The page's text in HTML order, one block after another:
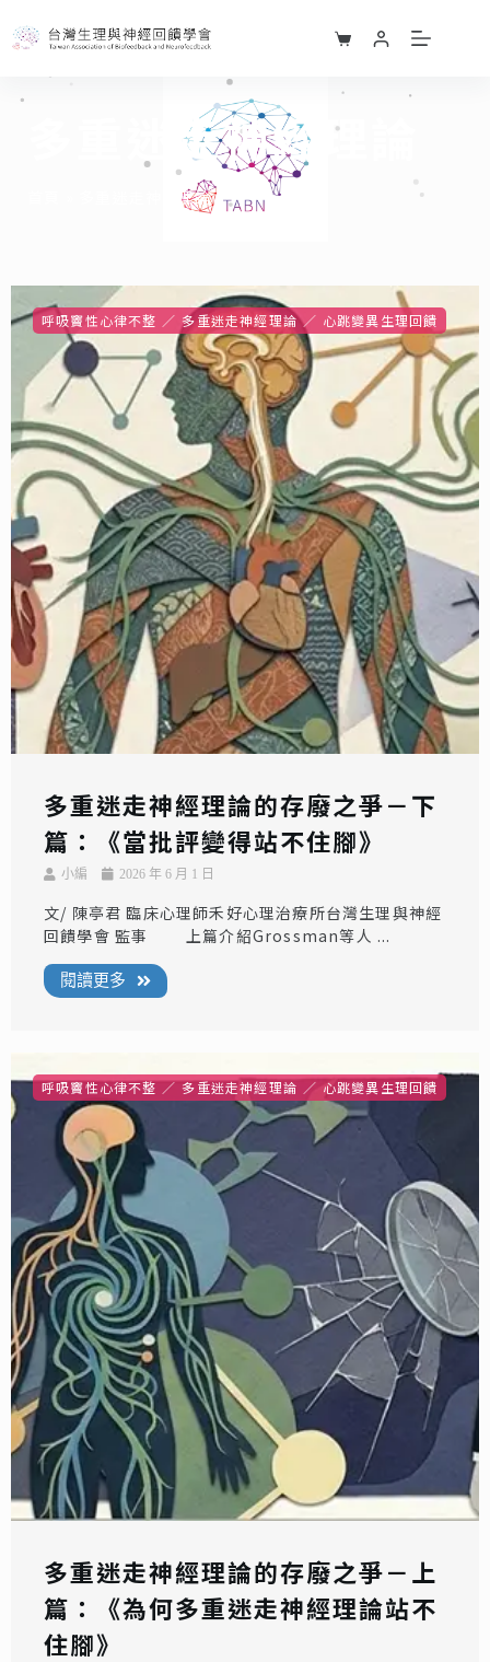
多重迷走神經理論
多重迷走神經理論
呼吸竇性心律不整 多重迷走神經理論 心跳變異生理回饋
多重迷走神經理論的存廢之爭－下
篇：《當批評變得站不住腳》
小編 2026 年 6 月 1 日
文/ 陳亭君 臨床心理師禾好心理治療所台灣生理與神經
回饋學會 監事 上篇介紹Grossman等人 ...
閱讀更多
呼吸竇性心律不整 多重迷走神經理論 心跳變異生理回饋
多重迷走神經理論的存廢之爭－上
篇：《為何多重迷走神經理論站不
住腳》